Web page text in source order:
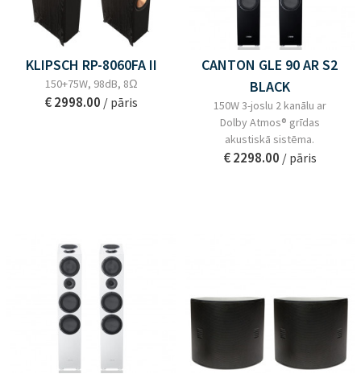
KLIPSCH RP-8060FA II
150+75W, 98dB, 8Ω
€ 2998.00 / pāris
CANTON GLE 90 AR S2
BLACK
150W 3-joslu 2 kanālu ar
Dolby Atmos® grīdas
akustiskā sistēma.
€ 2298.00 / pāris